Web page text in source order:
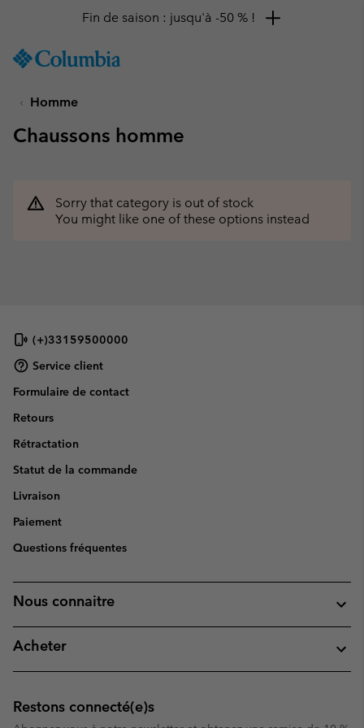
TO
SKIP
MAIN
TO
SEARCH
Fin de saison : jusqu'à -50 % !
Homme
Chaussons homme
Sorry that category is out of stock
You might like one of these options instead
(+)33159500000
Service client
Formulaire de contact
Retours
Rétractation
Statut de la commande
Livraison
Paiement
Questions fréquentes
Nous connaitre
Acheter
Restons connecté(e)s